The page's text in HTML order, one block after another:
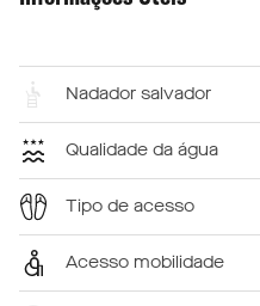
Nadador salvador
Qualidade da água
Tipo de acesso
Acesso mobilidade